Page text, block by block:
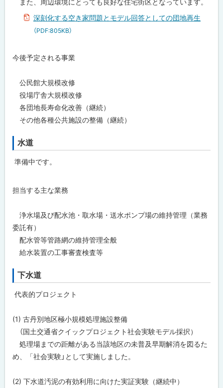
深刻化する空き家問題とモデル回答としての団地再生
（PDF:805KB）
今後予定される事業
公民館大規模改修
役場庁舎大規模改修
各団地長寿命化改善（継続）
その他各種公共施設の整備（継続）
水道
準備中です。
担当する主な業務
浄水場及び配水池・取水場・送水ポンプ場の維持管理（業務
委託有）
配水管等管路網の維持管理全般
給水装置の工事審査検査等
下水道
代表的プロジェクト
(1) 古丹別地区極小規模処理施設整備
（国土交通省クイックプロジェクト社会実験モデル採択）
処理場までの距離がある当該地区の未普及早期解消を図るた
め、「社会実験」として実施しました。
(2) 下水道汚泥の有効利用に向けた実証実験（継続中）